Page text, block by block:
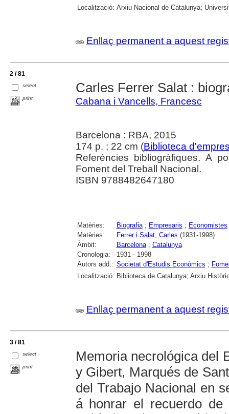
Localització: Arxiu Nacional de Catalunya;
Enllaç permanent a aquest
2 / 81
select
print
Carles Ferrer Salat :
Cabana i Vancells, Francesc
Barcelona : RBA, 2015
174 p. ; 22 cm (Biblioteca
Referències bibliogràfiques. A
Foment del Treball Nacional.
ISBN 9788482647180
Matèries: Biografia; Empresaris ; Economistes
Matèries:
Ferrer i Salat, Carles (1931-1998)
Àmbit:
Barcelona; Catalunya
Cronologia:
1931 - 1998
Autors add.: Societat d'Estudis Econòmics ;
Localització: Biblioteca de Catalunya; Arxiu
Enllaç permanent a aquest
3 / 81
select
print
Memoria necrológica del
y Gibert, Marqués de
del Trabajo Nacional en
á honrar el recuerdo de